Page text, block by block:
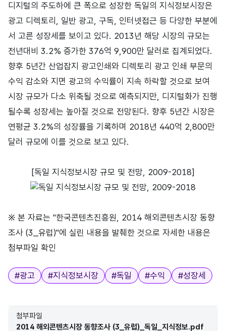
디지털의 주도하에 큰 폭으로 성장한 독일의 지식정보시장은
광고 디렉토리, 일반 광고, 구독, 인터넷접근 등 다양한 부분에
서 고른 성장세를 보이고 있다. 2013년 해당 시장의 규모는
전년대비 3.2% 증가한 376억 9,900만 달러로 집계되었다.
향후 5년간 산업잡지 광고인쇄와 디렉토리 광고 인쇄 부문의
수익 감소와 지면 광고의 수익률이 지속 하락할 것으로 보여
시장 규모가 다소 위축될 것으로 예측되지만, 디지털화가 진행
될수록 성장세는 높아질 것으로 전망된다. 향후 5년간 시장은
연평균 3.2%의 성장률을 기록하며 2018년 440억 2,800만
달러 규모에 이를 것으로 보고 있다.
[독일 지식정보시장 규모 및 전망, 2009-2018]
※ 본 자료는 "한국콘텐츠진흥원, 2014 해외콘텐츠시장 동향
조사 (3_유럽)"에 실린 내용을 발췌한 것으로 자세한 내용은
첨부파일 확인
태그
#광고 #지식정보시장 #독일 #수익 #성장세
첨부파일
2014 해외콘텐츠시장 동향조사 (3_유럽)_독일_지식정보.pdf